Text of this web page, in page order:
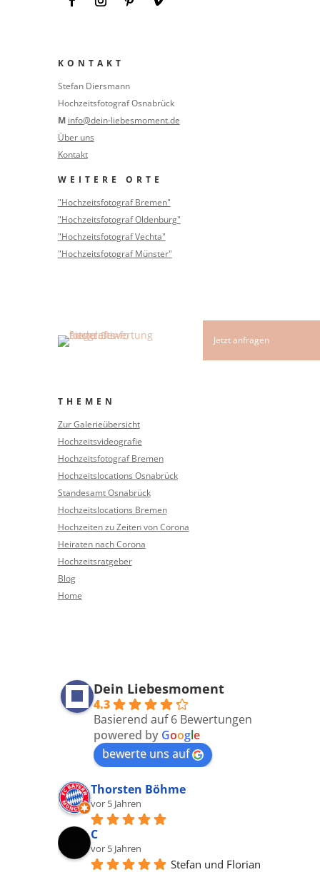
KONTAKT
Stefan Diersmann
Hochzeitsfotograf Osnabrück
M info@dein-liebesmoment.de
Über uns
Kontakt
WEITERE ORTE
"Hochzeitsfotograf Bremen"
"Hochzeitsfotograf Oldenburg"
"Hochzeitsfotograf Vechta"
"Hochzeitsfotograf Münster"
THEMEN
Zur Galerieübersicht
Hochzeitsvideografie
Hochzeitsfotograf Bremen
Hochzeitslocations Osnabrück
Standesamt Osnabrück
Hochzeitslocations Bremen
Hochzeiten zu Zeiten von Corona
Heiraten nach Corona
Hochzeitsratgeber
Blog
Home
Dein Liebesmoment
4.3
Basierend auf 6 Bewertungen
powered by Google
bewerte uns auf
Thorsten Böhme
vor 5 Jahren
C
vor 5 Jahren
Stefan und Florian